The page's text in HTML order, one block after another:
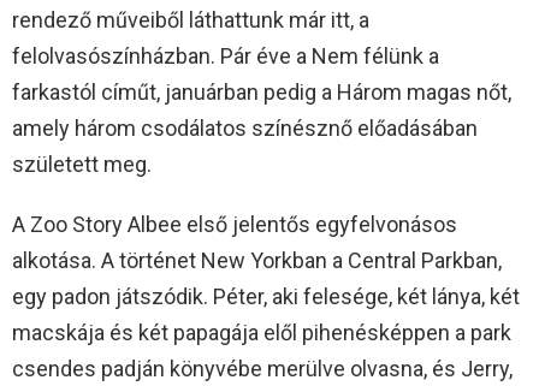
rendező műveiből láthattunk már itt, a
felolvasószínházban. Pár éve a Nem félünk a
farkastól címűt, januárban pedig a Három magas nőt,
amely három csodálatos színésznő előadásában
született meg.
A Zoo Story Albee első jelentős egyfelvonásos
alkotása. A történet New Yorkban a Central Parkban,
egy padon játszódik. Péter, aki felesége, két lánya, két
macskája és két papagája elől pihenésképpen a park
csendes padján könyvébe merülve olvasna, és Jerry,